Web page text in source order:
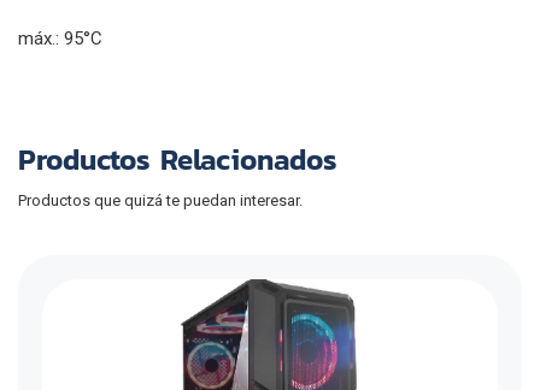
máx.: 95°C
Productos Relacionados
Productos que quizá te puedan interesar.